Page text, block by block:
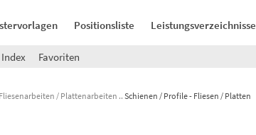
Positionsliste Leistungsverzeichnisse
Index Favoriten
/ Plattenarbeiten Schienen / Profile - Fliesen / Platten